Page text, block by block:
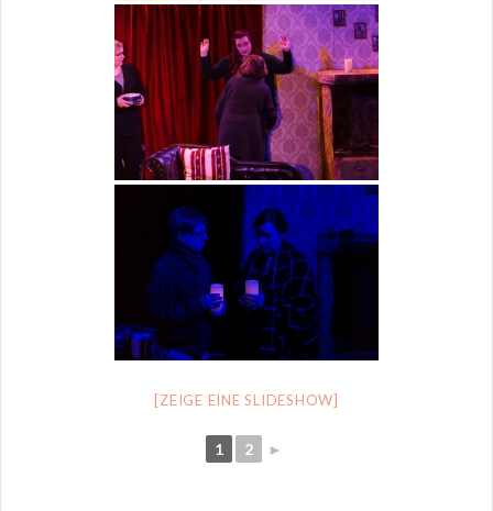
[ZEIGE EINE SLIDESHOW]
1 2 ►